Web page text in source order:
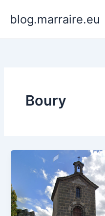
blog.marraire.eu
Boury